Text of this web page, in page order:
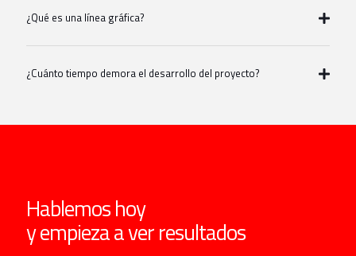
¿Qué es una línea gráfica?
¿Cuánto tiempo demora el desarrollo del proyecto?
Hablemos hoy
y empieza a ver resultados